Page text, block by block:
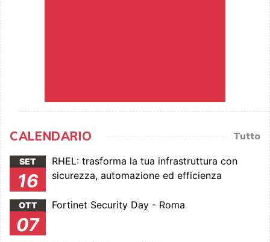
CALENDARIO Tutto
SET
16
RHEL: trasforma la tua infrastruttura con
sicurezza, automazione ed efficienza
OTT
07
Fortinet Security Day - Roma